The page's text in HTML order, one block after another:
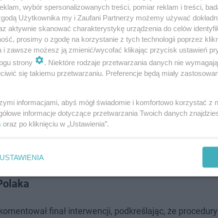
wcześniej skazany za przestępstwa przeciwko
karę finansową w wysokości 4157,12 euro. Ponieważ
musiał liczyć się z odsiadką
finał interwencji, podkreślając, że
wybór spersonalizowanych treści, pomiar reklam i treści,
Użytkownika my i Zaufani Partnerzy możemy używać
aktywnie skanować charakterystykę urządzenia do celów
prosimy o zgodę na korzystanie z tych technologii poprzez
i zawsze możesz ją zmienić/wycofać klikając przycisk ustawień
strony
. Niektóre rodzaje przetwarzania danych nie
się takiemu przetwarzaniu. Preferencje będą miały
informacjami, abyś mógł świadomie i komfortowo korzystać z
informacje dotyczące przetwarzania Twoich danych
oraz po kliknięciu w „Ustawienia”.
USTAWIENIA